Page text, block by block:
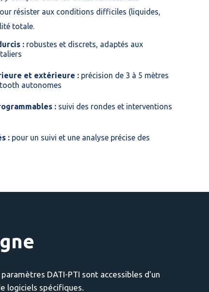
résister aux conditions difficiles (liquides,
totale.
: robustes et discrets, adaptés aux
et extérieure :précision de 3 à 5 mètres
autonomes
:suivi des rondes et interventions
:pour un suivi et une analyse précise des
DATI-PTI sont accessibles d'un
logiciels spécifiques.